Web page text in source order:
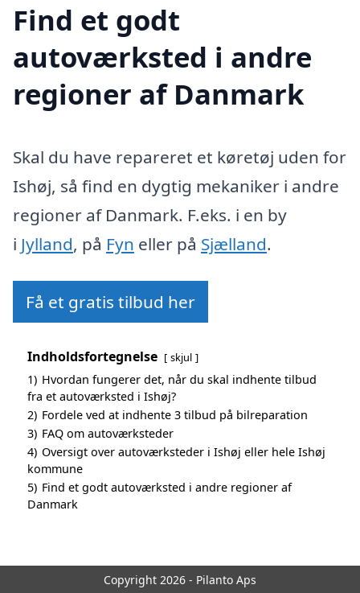
Find et godt
autoværksted i andre
regioner af Danmark
Skal du have repareret et køretøj uden for
Ishøj, så find en dygtig mekaniker i andre
regioner af Danmark. F.eks. i en by
i Jylland, på Fyn eller på Sjælland.
Få et gratis tilbud her
Indholdsfortegnelse skjul
1) Hvordan fungerer det, når du skal indhente tilbud
fra et autoværksted i Ishøj?
2) Fordele ved at indhente 3 tilbud på bilreparation
3) FAQ om autoværksteder
4) Oversigt over autoværksteder i Ishøj eller hele Ishøj
kommune
5) Find et godt autoværksted i andre regioner af
Danmark
Copyright 2026 - Pilanto Aps